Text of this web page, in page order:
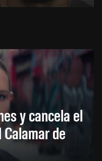
y cancela el
de